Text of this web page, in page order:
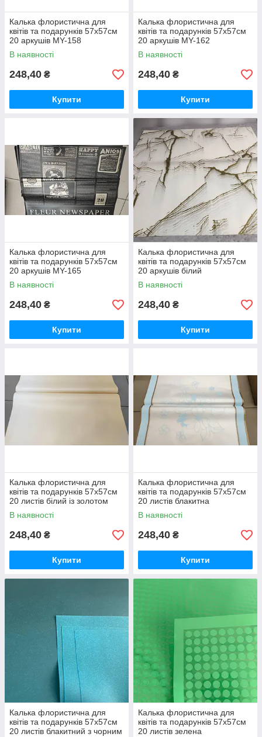
Калька флористична для
квітів та подарунків 57х57см
20 аркушів MY-158
В наявності
248,40 ₴
Купити
Калька флористична для
квітів та подарунків 57х57см
20 аркушів MY-162
В наявності
248,40 ₴
Купити
Калька флористична для
квітів та подарунків 57х57см
20 аркушів MY-165
В наявності
248,40 ₴
Купити
Калька флористична для
квітів та подарунків 57х57см
20 аркушів білий
В наявності
248,40 ₴
Купити
Калька флористична для
квітів та подарунків 57х57см
20 листів білий із золотом
В наявності
248,40 ₴
Купити
Калька флористична для
квітів та подарунків 57х57см
20 листів блакитна
В наявності
248,40 ₴
Купити
Калька флористична для
квітів та подарунків 57х57см
20 листів блакитний з чорним
Калька флористична для
квітів та подарунків 57х57см
20 листів зелена